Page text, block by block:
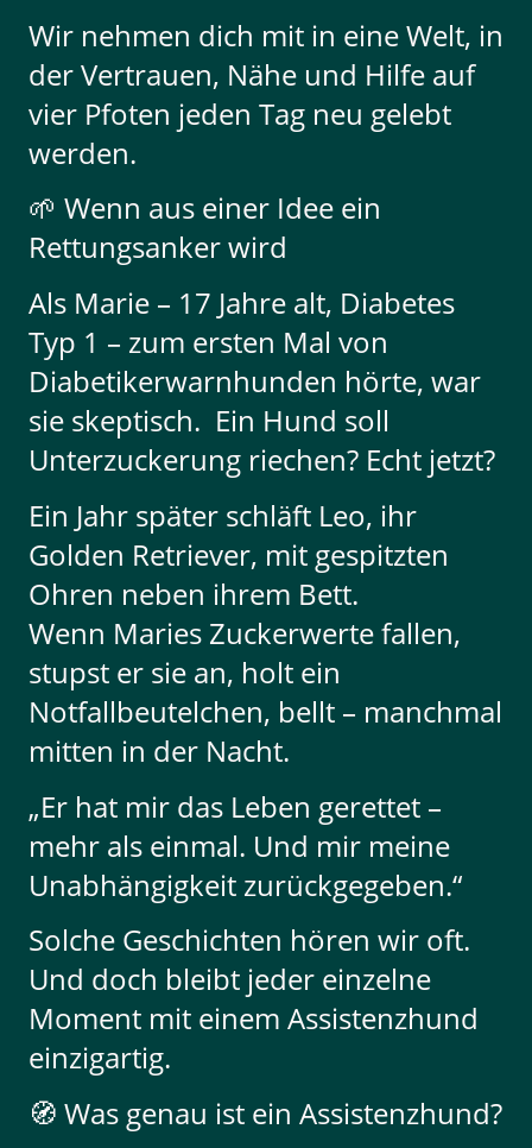
Wir nehmen dich mit in eine Welt, in
der Vertrauen, Nähe und Hilfe auf
vier Pfoten jeden Tag neu gelebt
werden.
🌱 Wenn aus einer Idee ein
Rettungsanker wird
Als Marie – 17 Jahre alt, Diabetes
Typ 1 – zum ersten Mal von
Diabetikerwarnhunden hörte, war
sie skeptisch. Ein Hund soll
Unterzuckerung riechen? Echt jetzt?
Ein Jahr später schläft Leo, ihr
Golden Retriever, mit gespitzten
Ohren neben ihrem Bett.
Wenn Maries Zuckerwerte fallen,
stupst er sie an, holt ein
Notfallbeutelchen, bellt – manchmal
mitten in der Nacht.
„Er hat mir das Leben gerettet –
mehr als einmal. Und mir meine
Unabhängigkeit zurückgegeben.“
Solche Geschichten hören wir oft.
Und doch bleibt jeder einzelne
Moment mit einem Assistenzhund
einzigartig.
🧭 Was genau ist ein Assistenzhund?